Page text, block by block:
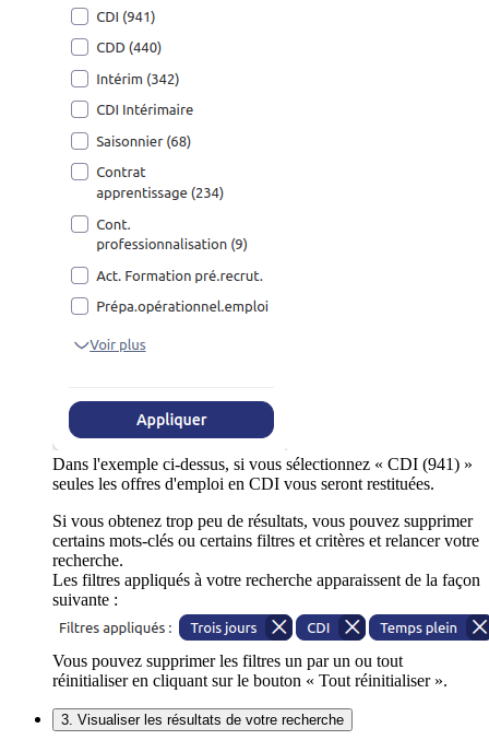
Dans l'exemple ci-dessus, si vous sélectionnez « CDI (941) »
seules les offres d'emploi en CDI vous seront restituées.
Si vous obtenez trop peu de résultats, vous pouvez supprimer
certains mots-clés ou certains filtres et critères et relancer votre
recherche.
Les filtres appliqués à votre recherche apparaissent de la façon
suivante :
Vous pouvez supprimer les filtres un par un ou tout
réinitialiser en cliquant sur le bouton « Tout réinitialiser ».
3. Visualiser les résultats de votre recherche